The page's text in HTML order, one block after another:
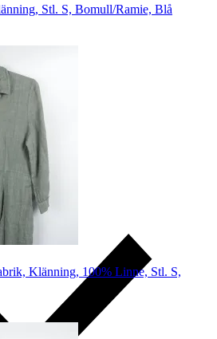
Stl. S, Bomull/Ramie, Blå
Klänning, 100% Linne, Stl. S,